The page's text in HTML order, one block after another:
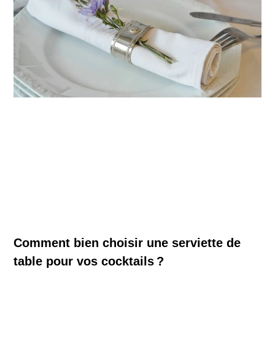
Comment bien choisir une serviette de
table pour vos cocktails ?